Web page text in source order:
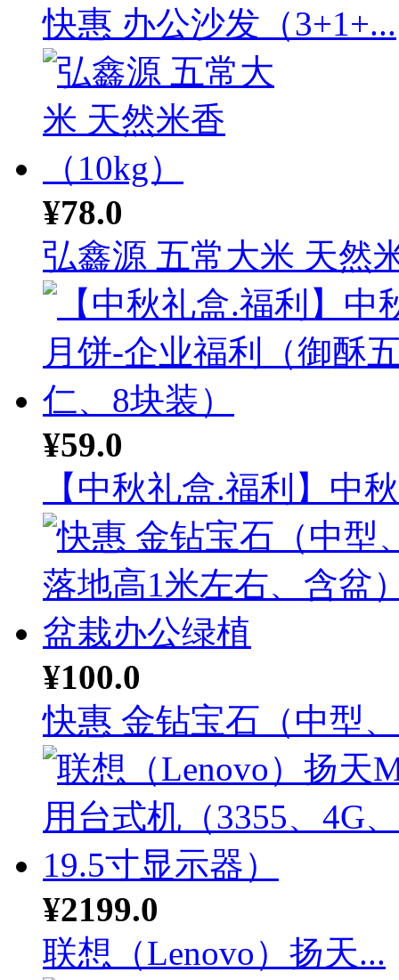
快惠 办公沙发（3+1+...
¥78.0
弘鑫源 五常大米 天然
¥59.0
【中秋礼盒.福利】中
¥100.0
快惠 金钻宝石（中型
¥2199.0
联想（Lenovo）扬天...